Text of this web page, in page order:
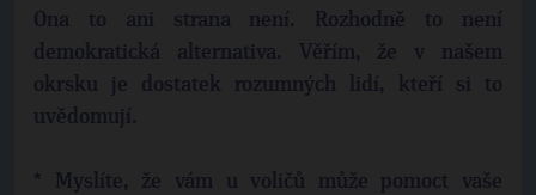
Ona to ani strana není. Rozhodně to není
demokratická alternativa. Věřím, že v našem
okrsku je dostatek rozumných lidí, kteří si to
uvědomují.
* Myslíte, že vám u voličů může pomoct vaše